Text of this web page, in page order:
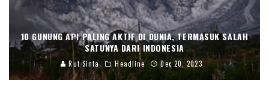
10 GUNUNG API PALING AKTIF DI DUNIA, TERMASUK SALAH
SATUNYA DARI INDONESIA
Rut Sinta Headline Dec 20, 2023